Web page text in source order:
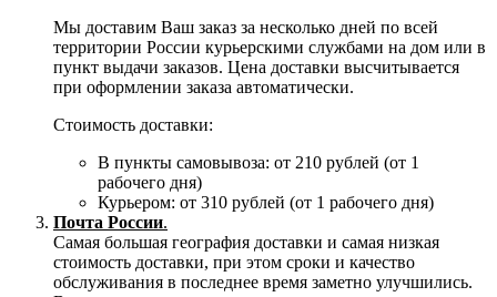
Мы доставим Ваш заказ за несколько дней по всей
территории России курьерскими службами на дом или в
пункт выдачи заказов. Цена доставки высчитывается
при оформлении заказа автоматически.
Стоимость доставки:
В пункты самовывоза: от 210 рублей (от 1
рабочего дня)
Курьером: от 310 рублей (от 1 рабочего дня)
Почта России.
Самая большая география доставки и самая низкая
стоимость доставки, при этом сроки и качество
обслуживания в последнее время заметно улучшились.